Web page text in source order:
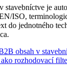
stavebníctve je
ISO,
do jednotného